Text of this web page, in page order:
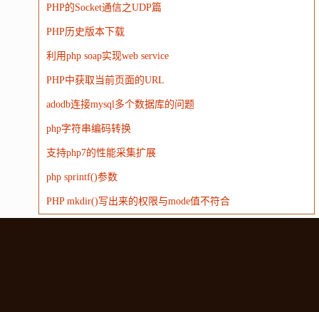
PHP的Socket通信之UDP篇
PHP历史版本下载
利用php soap实现web service
PHP中获取当前页面的URL
adodb连接mysql多个数据库的问题
php字符串编码转换
支持php7的性能采集扩展
php sprintf()参数
PHP mkdir()写出来的权限与mode值不符合